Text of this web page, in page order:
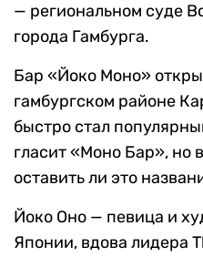
— региональном суде
города Гамбурга.
Бар «Йоко Моно»
гамбургском районе
быстро стал
гласит «Моно Бар», но
оставить ли это
Йоко Оно — певица и
Японии, вдова лидера